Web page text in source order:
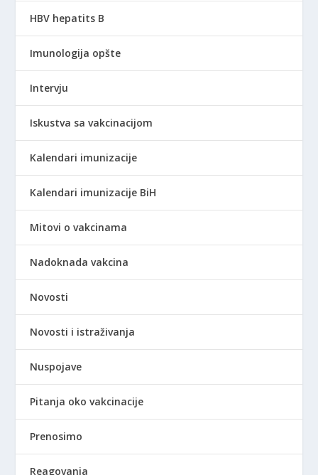
HBV hepatits B
Imunologija opšte
Intervju
Iskustva sa vakcinacijom
Kalendari imunizacije
Kalendari imunizacije BiH
Mitovi o vakcinama
Nadoknada vakcina
Novosti
Novosti i istraživanja
Nuspojave
Pitanja oko vakcinacije
Prenosimo
Reagovanja